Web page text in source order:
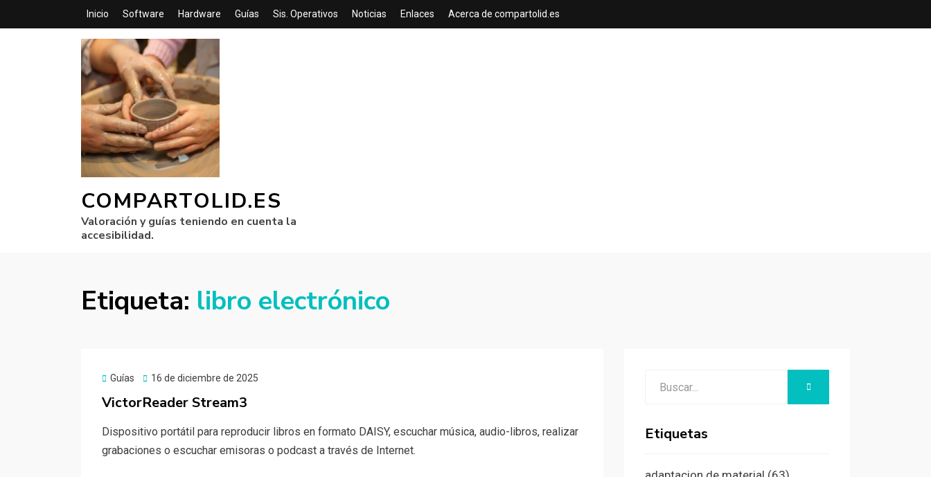
Inicio Software Hardware Guías Sis. Operativos Noticias Enlaces Acerca de compartolid.es
COMPARTOLID.ES
Valoración y guías teniendo en cuenta la
accesibilidad.
Etiqueta: libro electrónico
Guías
Publicado
16 de diciembre de 2025
VictorReader Stream3
Dispositivo portátil para reproducir libros en formato DAISY, escuchar música, audio-libros, realizar
grabaciones o escuchar emisoras o podcast a través de Internet.
BUSCAR
Etiquetas